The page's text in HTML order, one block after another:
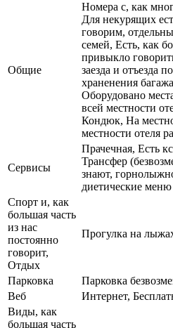
Общие
Номера с, как
Для некурящих
говорим,
семей, Есть, как
привыкло
заезда и отъезда
храненения
Оборудовано
всей местности
Кондюк, На
местности отеля
Сервисы
Прачечная, Есть
Трансфер
знают,
диетические
Спорт и, как
большая часть
из нас
постоянно
говорит,
Отдых
Прогулка на
Парковка
Парковка
Веб
Интернет,
Виды, как
большая часть